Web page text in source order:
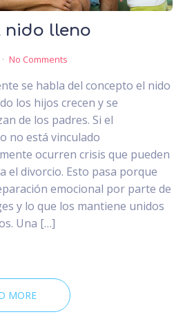
nido lleno
No Comments
se habla del concepto el nido
los hijos crecen y se
de los padres. Si el
no está vinculado
ocurren crisis que pueden
el divorcio. Esto pasa porque
emocional por parte de
y lo que los mantiene unidos
Una […]
MORE